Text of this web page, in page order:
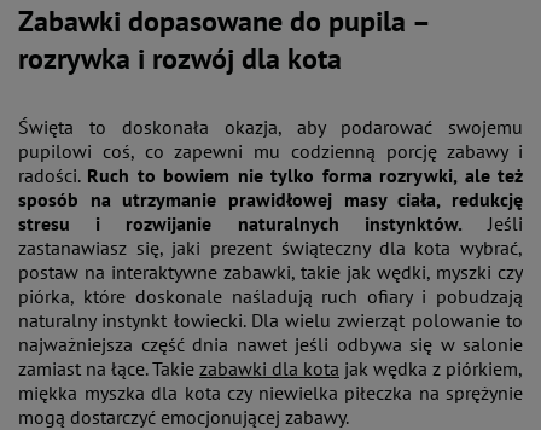
Zabawki dopasowane do pupila –
rozrywka i rozwój dla kota
Święta to doskonała okazja, aby podarować swojemu
pupilowi coś, co zapewni mu codzienną porcję zabawy i
radości. Ruch to bowiem nie tylko forma rozrywki, ale też
sposób na utrzymanie prawidłowej masy ciała, redukcję
stresu i rozwijanie naturalnych instynktów. Jeśli
zastanawiasz się, jaki prezent świąteczny dla kota wybrać,
postaw na interaktywne zabawki, takie jak wędki, myszki czy
piórka, które doskonale naśladują ruch ofiary i pobudzają
naturalny instynkt łowiecki. Dla wielu zwierząt polowanie to
najważniejsza część dnia nawet jeśli odbywa się w salonie
zamiast na łące. Takie zabawki dla kota jak wędka z piórkiem,
miękka myszka dla kota czy niewielka piłeczka na sprężynie
mogą dostarczyć emocjonującej zabawy.